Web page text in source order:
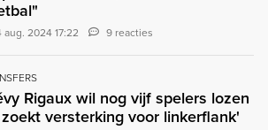
aug. 2024 17:22 9 reacties
Rigaux wil nog vijf spelers lozen
versterking voor linkerflank'